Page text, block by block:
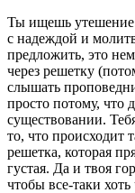
Ты ищешь
с надеждой и
предложить, это
через решетку
слышать
просто потому, что
существовании.
то, что происходит
решетка, которая
густая. Да и твоя
чтобы все-таки хоть